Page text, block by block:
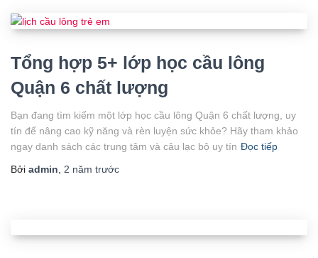
Tổng hợp 5+ lớp học cầu lông
Quận 6 chất lượng
Bạn đang tìm kiếm một lớp học cầu lông Quận 6 chất lượng, uy
tín để nâng cao kỹ năng và rèn luyện sức khỏe? Hãy tham khảo
ngay danh sách các trung tâm và câu lạc bộ uy tín Đọc tiếp
Bởi admin, 2 năm trước